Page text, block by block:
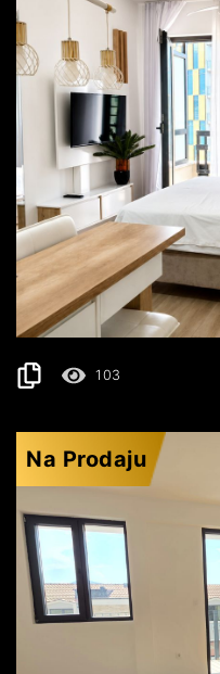
BEČIĆI
147.000€
27 m
103
Na Prodaju